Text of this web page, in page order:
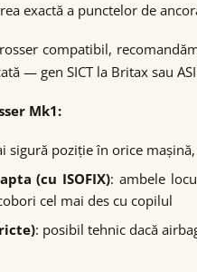
exactă a punctelor de
compatibil,
— gen SICT la Britax sau
Mk1:
sigură poziție în orice
(cu ISOFIX): ambele
cel mai des cu copilul
: posibil tehnic dacă